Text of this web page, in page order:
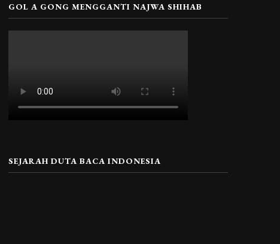
GOL A GONG MENGGANTI NAJWA SHIHAB
SEJARAH DUTA BACA INDONESIA